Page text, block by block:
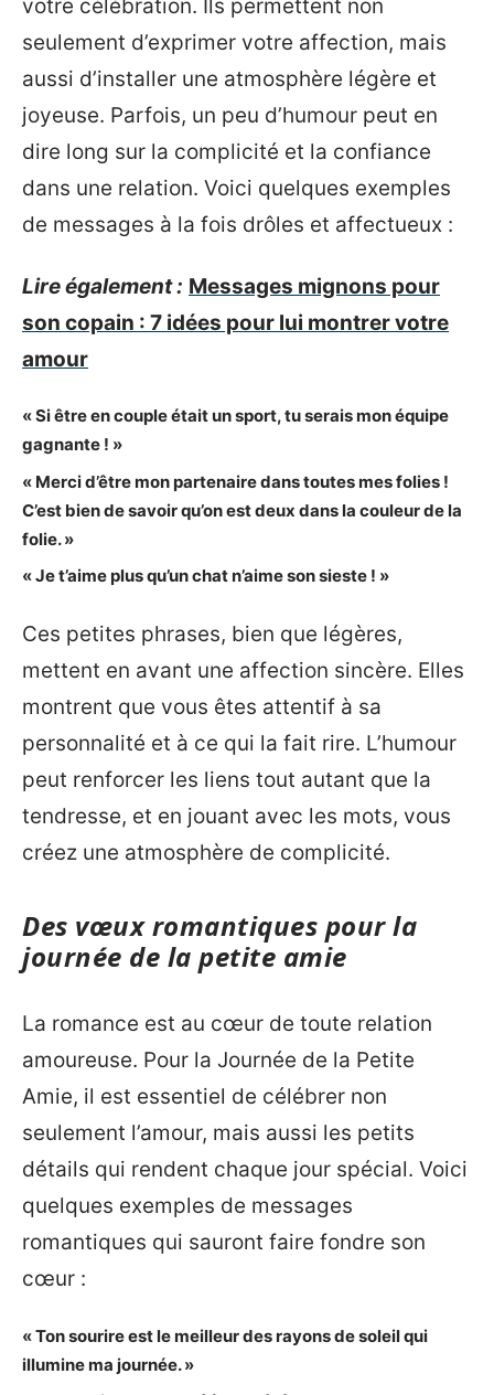
votre célébration. Ils permettent non
seulement d’exprimer votre affection, mais
aussi d’installer une atmosphère légère et
joyeuse. Parfois, un peu d’humour peut en
dire long sur la complicité et la confiance
dans une relation. Voici quelques exemples
de messages à la fois drôles et affectueux :
Lire également : Messages mignons pour
son copain : 7 idées pour lui montrer votre
amour
« Si être en couple était un sport, tu serais mon équipe
gagnante ! »
« Merci d’être mon partenaire dans toutes mes folies !
C’est bien de savoir qu’on est deux dans la couleur de la
folie. »
« Je t’aime plus qu’un chat n’aime son sieste ! »
Ces petites phrases, bien que légères,
mettent en avant une affection sincère. Elles
montrent que vous êtes attentif à sa
personnalité et à ce qui la fait rire. L’humour
peut renforcer les liens tout autant que la
tendresse, et en jouant avec les mots, vous
créez une atmosphère de complicité.
Des vœux romantiques pour la
journée de la petite amie
La romance est au cœur de toute relation
amoureuse. Pour la Journée de la Petite
Amie, il est essentiel de célébrer non
seulement l’amour, mais aussi les petits
détails qui rendent chaque jour spécial. Voici
quelques exemples de messages
romantiques qui sauront faire fondre son
cœur :
« Ton sourire est le meilleur des rayons de soleil qui
illumine ma journée. »